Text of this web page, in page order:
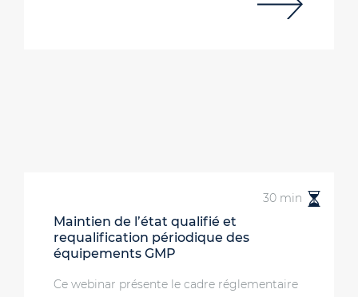
30 min
Maintien de l’état qualifié et
requalification périodique des
équipements GMP
Ce webinar présente le cadre réglementaire